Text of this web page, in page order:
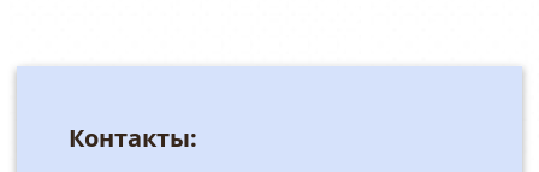
Контакты: